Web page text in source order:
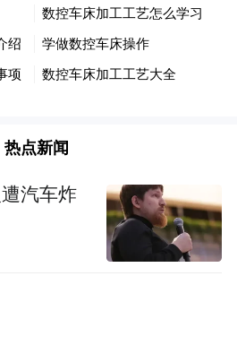
热点新闻
汽车炸